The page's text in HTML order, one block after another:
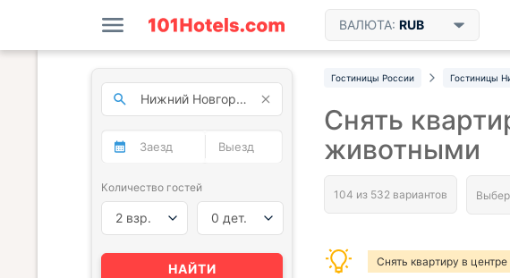
ВАЛЮТА: RUB
Гостиницы России Гостиницы
Снять
животными
Снять квартиру в центре
Количество гостей
2 взр. 0 дет.
НАЙТИ